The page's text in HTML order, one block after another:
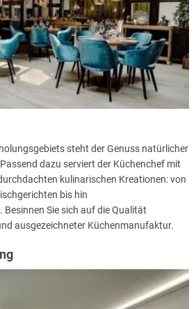
steht der Genuss natürlicher
dazu serviert der Küchenchef mit
kulinarischen Kreationen: von
bis hin
Besinnen Sie sich auf die Qualität
ausgezeichneter Küchenmanufaktur.